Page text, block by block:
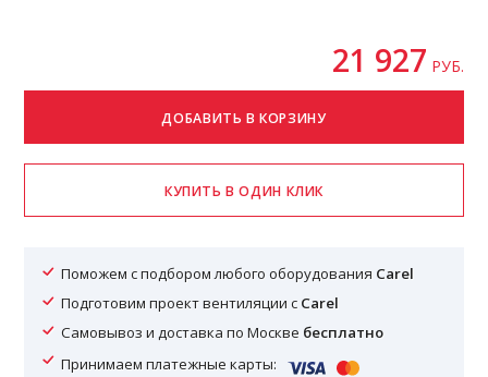
21 927 РУБ.
Поможем с подбором любого оборудования Carel
Подготовим проект вентиляции с Carel
Самовывоз и доставка по Москве бесплатно
Принимаем платежные карты: